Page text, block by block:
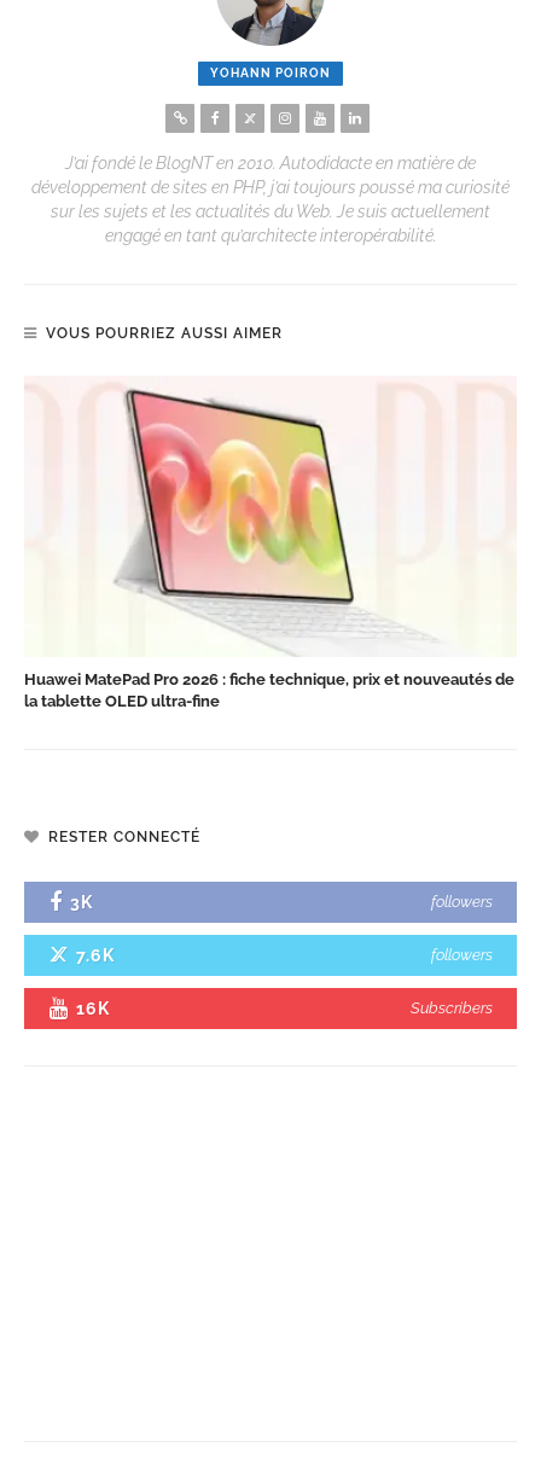
YOHANN POIRON
J’ai fondé le BlogNT en 2010. Autodidacte en matière de
développement de sites en PHP, j’ai toujours poussé ma curiosité
sur les sujets et les actualités du Web. Je suis actuellement
engagé en tant qu’architecte interopérabilité.
VOUS POURRIEZ AUSSI AIMER
Huawei MatePad Pro 2026 : fiche technique, prix et nouveautés de
la tablette OLED ultra-fine
RESTER CONNECTÉ
3K followers
7.6K followers
16K Subscribers